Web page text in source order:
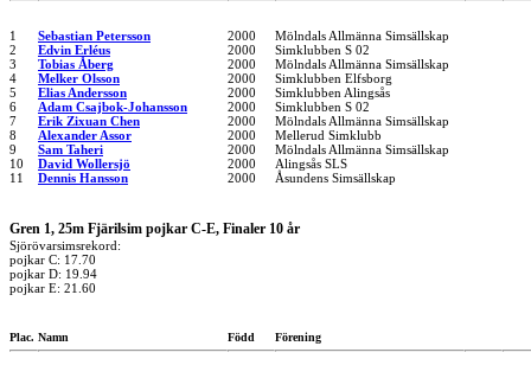
1 Sebastian Petersson 2000
Mölndals Allmänna Simsällskap
2
Edvin Erléus 2000
Simklubben S 02
3
Tobias Åberg 2000
Mölndals Allmänna Simsällskap
4
Melker Olsson 2000
Simklubben Elfsborg
5
Elias Andersson 2000
Simklubben Alingsås
6
Adam Csajbok-Johansson 2000
Simklubben S 02
7
Erik Zixuan Chen 2000
Mölndals Allmänna Simsällskap
8
Alexander Assor 2000
Mellerud Simklubb
9
Sam Taheri 2000
Mölndals Allmänna Simsällskap
10
David Wollersjö 2000
Alingsås SLS
11
Dennis Hansson 2000 Åsundens Simsällskap
Gren 1, 25m Fjärilsim pojkar C-E, Finaler 10 år
Sjörövarsimsrekord:
pojkar C: 17.70
pojkar D: 19.94
pojkar E: 21.60
Plac. Namn Född Förening